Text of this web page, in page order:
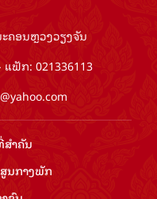
ຄອນຫຼວງວຽງຈັນ
ແຟັກ: 021336113
ສຳ​ຄັນ​
ນ​ກາງ​ພັກ